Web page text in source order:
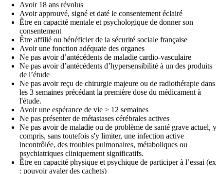
Avoir 18 ans révolus
Avoir approuvé, signé et daté le consentement éclairé
Être en capacité mentale et psychologique de donner son
consentement
Être affilié ou bénéficier de la sécurité sociale française
Avoir une fonction adéquate des organes
Ne pas avoir d’antécédents de maladie cardio-vasculaire
Ne pas avoir d’antécédents d’hypersensibilité à un des produits
de l’étude
Ne pas avoir reçu de chirurgie majeure ou de radiothérapie dans
les 3 semaines précédant la première dose du médicament à
l'étude.
Avoir une espérance de vie ≥ 12 semaines
Ne pas présenter de métastases cérébrales actives
Ne pas avoir de maladie ou de problème de santé grave actuel, y
compris, sans toutefois s'y limiter, une infection active
incontrôlée, des troubles pulmonaires, métaboliques ou
psychiatriques cliniquement significatifs.
Être en capacité physique et psychique de participer à l’essai (ex
: pouvoir avaler des cachets)